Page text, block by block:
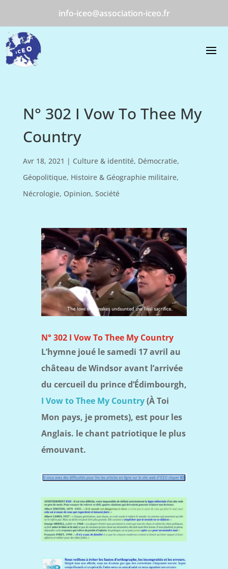
info-iceo@association-iceo.fr
N° 302 I Vow To Thee My
Country
Avr 18, 2021 | Culture & identité, Démocratie,
Géopolitique, Histoire & Géographie militaire,
Nécrologie, Opinion, Société
N° 302 I Vow To Thee My Country
L’hymne joué le samedi 17 avril au
château de Windsor avant l’arrivée
du cercueil du prince d’Édimbourgh,
I Vow to Thee My Country(À Toi
Mon pays, je promets), est pour les
Anglais. le chant patriotique le plus
émouvant.